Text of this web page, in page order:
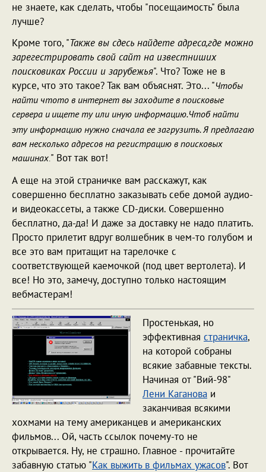
не знаете, как сделать, чтобы "посещаимость" была
лучше?
Кроме того, "Также вы сдесь найдете адреса,где можно
зарегестрировать свой сайт на известниших
поисковиках России и зарубежья". Что? Тоже не в
курсе, что это такое? Так вам объяснят. Это... "Чтобы
найти чтото в интернет вы заходите в поисковые
сервера и ищете ту или иную информацию.Чтоб найти
эту информацию нужно сначала ее загрузить. Я предлагаю
вам несколько адресов на регистрацию в поисковых
машинах." Вот так вот!
А еще на этой страничке вам расскажут, как
совершенно бесплатно заказывать себе домой аудио-
и видеокассеты, а также CD-диски. Совершенно
бесплатно, да-да! И даже за доставку не надо платить.
Просто прилетит вдруг волшебник в чем-то голубом и
все это вам притащит на тарелочке с
соответствующей каемочкой (под цвет вертолета). И
все! Но это, замечу, доступно только настоящим
вебмастерам!
Простенькая, но
эффективная страничка,
на которой собраны
всякие забавные тексты.
Начиная от "Вий-98"
Лени Каганова и
заканчивая всякими
хохмами на тему американцев и американских
фильмов... Ой, часть ссылок почему-то не
открывается. Ну, не страшно. Главное - прочитайте
забавную статью "Как выжить в фильмах ужасов". Вот